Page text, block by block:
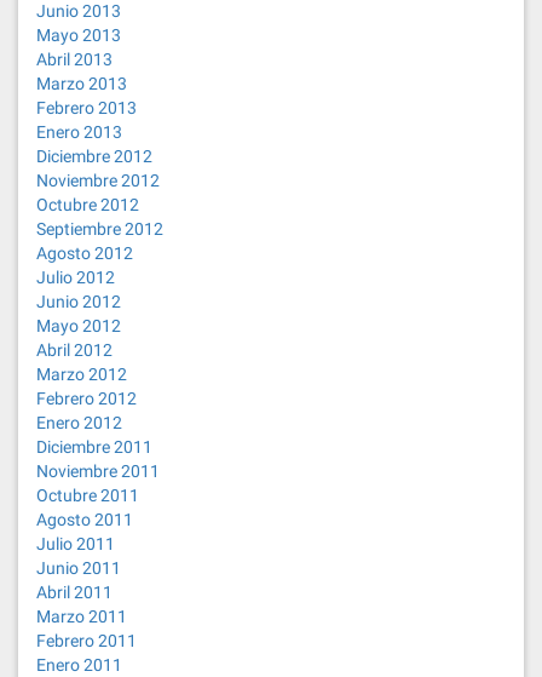
Junio 2013
Mayo 2013
Abril 2013
Marzo 2013
Febrero 2013
Enero 2013
Diciembre 2012
Noviembre 2012
Octubre 2012
Septiembre 2012
Agosto 2012
Julio 2012
Junio 2012
Mayo 2012
Abril 2012
Marzo 2012
Febrero 2012
Enero 2012
Diciembre 2011
Noviembre 2011
Octubre 2011
Agosto 2011
Julio 2011
Junio 2011
Abril 2011
Marzo 2011
Febrero 2011
Enero 2011